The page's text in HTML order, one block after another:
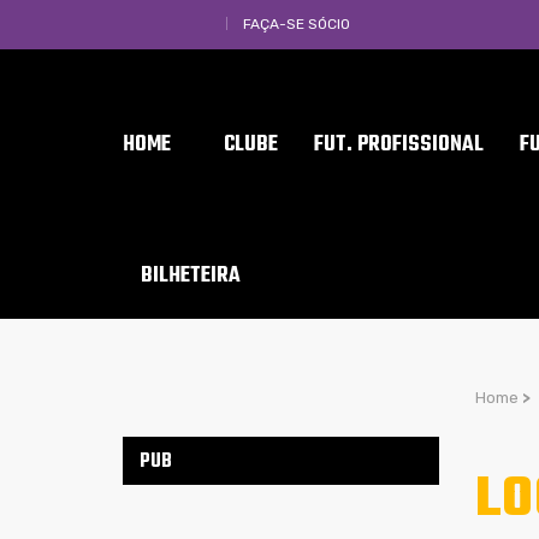
FAÇA-SE SÓCIO
HOME CLUBE FUT. PROFISSIONAL
BILHETEIRA
Home >
PUB